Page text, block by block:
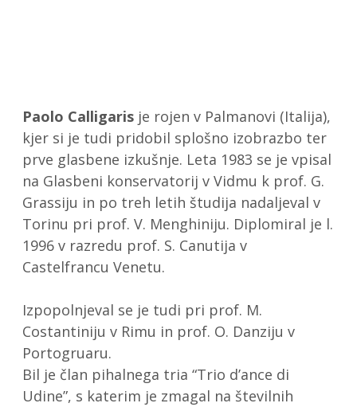
Paolo Calligaris je rojen v Palmanovi (Italija),
kjer si je tudi pridobil splošno izobrazbo ter
prve glasbene izkušnje. Leta 1983 se je vpisal
na Glasbeni konservatorij v Vidmu k prof. G.
Grassiju in po treh letih študija nadaljeval v
Torinu pri prof. V. Menghiniju. Diplomiral je l.
1996 v razredu prof. S. Canutija v
Castelfrancu Venetu.
Izpopolnjeval se je tudi pri prof. M.
Costantiniju v Rimu in prof. O. Danziju v
Portogruaru.
Bil je član pihalnega tria “Trio d’ance di
Udine”, s katerim je zmagal na številnih